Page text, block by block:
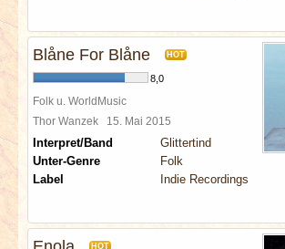
Blåne For Blåne HOT
8,0
Folk u. WorldMusic
Thor Wanzek 15. Mai 2015
Interpret/Band
Glittertind
Unter-Genre
Folk
Label
Indie Recordings
HOT